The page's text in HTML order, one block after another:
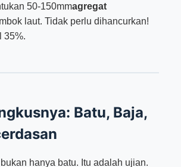
50-150mmagregat
laut. Tidak perlu dihancurkan!
35%.
Batu, Baja,
hanya batu. Itu adalah ujian.